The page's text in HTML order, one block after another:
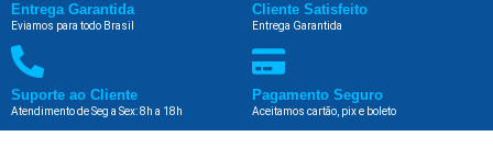
Entrega Garantida
Eviamos para todo Brasil
Cliente Satisfeito
Entrega Garantida
Suporte ao Cliente
Atendimento de Seg a Sex: 8h a 18h
Pagamento Seguro
Aceitamos cartão, pix e boleto